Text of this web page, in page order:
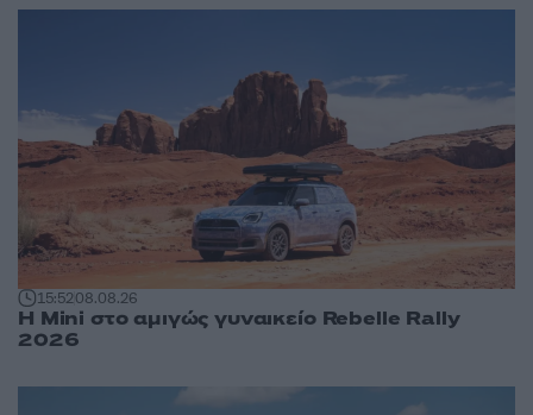
15:5208.08.26
Η Mini στο αμιγώς γυναικείο Rebelle Rally
2026